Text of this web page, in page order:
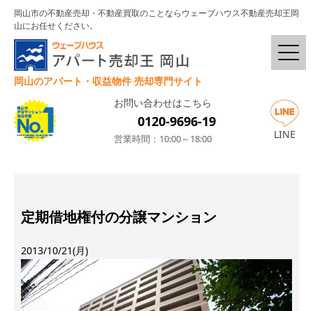
岡山市の不動産売却・不動産買取のことならウェーブハウス不動産売却王岡
山にお任せください。
岡山のアパート・収益物件 売却専門サイト
お問い合わせはこちら
0120-9696-19
営業時間：10:00～18:00 LINE
定期借地権付の分譲マンション
2013/10/21(月)